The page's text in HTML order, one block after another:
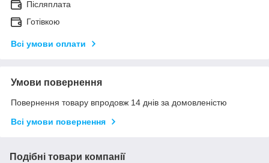
Післяплата
Готівкою
Всі умови оплати
Умови повернення
Повернення товару впродовж 14 днів за домовленістю
Всі умови повернення
Подібні товари компанії